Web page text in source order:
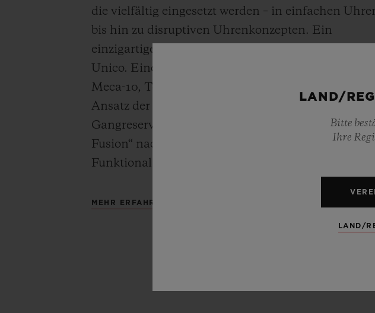
die vielfältig eingesetzt werden – in einfachen
bis hin zu disruptiven Uhrenkonzepten. Ein
einzigartiges Design des Automatik-Chronographen
Unico. Eine unvergleichliche Gangreserve der
Meca-10, Tourbillon und MP-11. Ein revolutionärer
Ansatz der MP-05 mit 11 Federhäusern und 50
Gangreserve. Hublot strebt im Rahmen der „Kunst
Fusion“ nach einer perfekten Symbiose von
Funktionalität, Architektur und Design.
MEHR ERFAHREN
LAND/
Bitte
Ihre
LAND/